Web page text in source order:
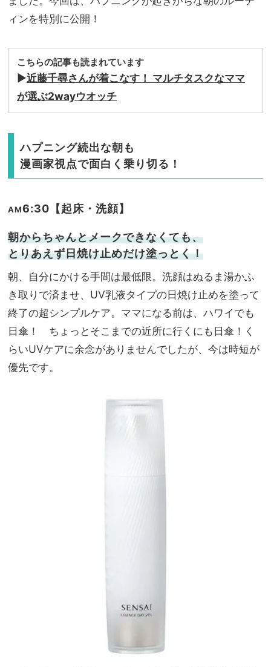
ィンを特別に公開！
こちらの記事も読まれています
▶︎近藤千尋さんが着こなす！ マルチタスクなママ
が選ぶ2wayウオッチ
ハプニング続出な朝も
漫画家視点で面白く乗り切る！
AM6:30【起床・洗顔】
朝からちゃんとメークできなくても、
とりあえず日焼け止めだけ塗っとく！
朝、自分にかける手間は最低限。洗顔はぬるま湯かふ
き取りで済ませ、UV乳液タイプの日焼け止めを塗って
終了の超シンプルケア。ママになる前は、ハワイでも
日傘！ ちょっとそこまでの近所に行くにも日傘！く
らいUVケアに余念がありませんでしたが、今は時短が
優先です。